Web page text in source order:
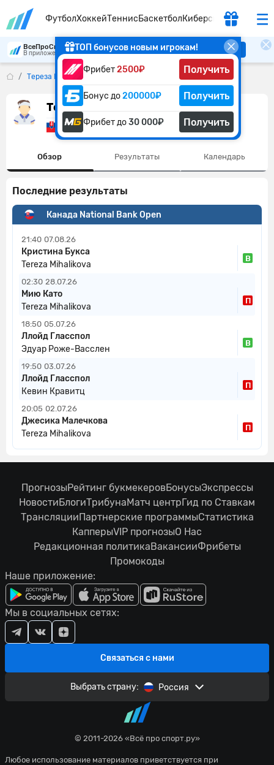
ФутболХоккейТеннисБаскетболКиберспорт
ТОП бонусов новым игрокам!
Фрибет2500₽ Получить
Бонус до200000₽ Получить
Фрибет до30 000₽ Получить
ВсеПроСпорт
В приложении удобнее Скачать
Тереза Михаликова
Тереза Михаликова
Словакия
Обзор Результаты Календарь
Последние результаты
Канада National Bank Open
21:40 07.08.26
Кристина Букса
Tereza Mihalikova
В
02:30 28.07.26
Мию Като
Tereza Mihalikova
П
18:50 05.07.26
Ллойд Гласспол
Эдуар Роже-Васслен
В
19:50 03.07.26
Ллойд Гласспол
Кевин Кравитц
П
20:05 02.07.26
Джесика Малечкова
Tereza Mihalikova
П
© 2011-2026 «Всё про спорт.ру»
Любое использование материалов приветствуется при
ПрогнозыРейтинг букмекеровБонусыЭкспрессы
НовостиБлогиТрибунаМатч центрГид по Ставкам
ТрансляцииПартнерские программыСтатистика
КапперыVIP прогнозыО Нас
Редакционная политикаВакансииФрибеты
Промокоды
Наше приложение:
Связаться с нами
Мы в социальных сетях:
Выбрать страну: Россия